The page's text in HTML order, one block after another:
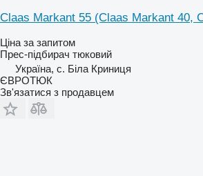
Claas Markant 55 (Claas Markant 40,
Ціна за запитом
Прес-підбирач тюковий
Україна, с. Біла Криниця
ЄВРОТЮК
Зв'язатися з продавцем